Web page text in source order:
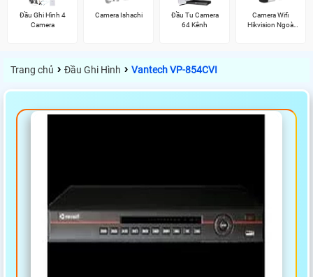
Đầu Ghi Hình 4
Camera
Camera Ishachi
Đầu Tu Camera
64 Kênh
Camera Wifi
Hikvision Ngoài
Trang chủ › Đầu Ghi Hình › Vantech VP-854CVI